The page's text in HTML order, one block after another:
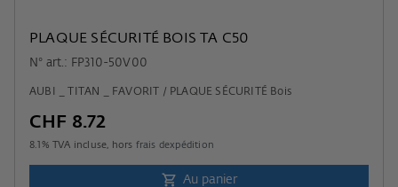
PLAQUE SÉCURITÉ BOIS TA C50
N° art.: FP310-50V00
AUBI _ TITAN _ FAVORIT / PLAQUE SÉCURITÉ Bois
CHF 8.72
8.1 % TVA incluse, hors frais dexpédition
Au panier